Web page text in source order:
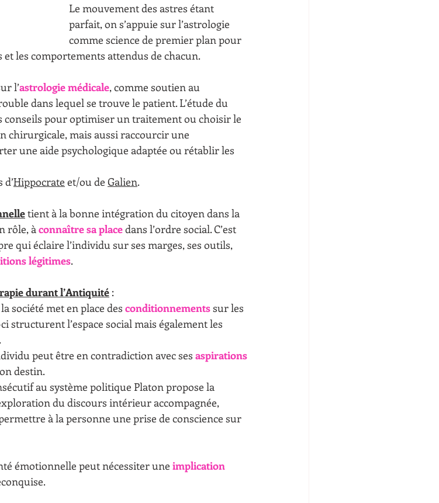
Le mouvement des astres étant
parfait, on s’appuie sur l’astrologie
comme science de premier plan pour
les comportements attendus de chacun.
l’astrologie médicale, comme soutien au
dans lequel se trouve le patient. L’étude du
conseils pour optimiser un traitement ou choisir le
mais aussi raccourcir une
une aide psychologique adaptée ou rétablir les
Hippocrate et/ou de Galien.
tient à la bonne intégration du citoyen dans la
rôle, à connaître sa place dans l’ordre social. C’est
qui éclaire l’individu sur ses marges, ses outils,
légitimes.
durant l’Antiquité :
société met en place des conditionnements sur les
structurent l’espace social mais également les
peut être en contradiction avec ses aspirations
destin.
au système politique Platon propose la
du discours intérieur accompagnée,
à la personne une prise de conscience sur
émotionnelle peut nécessiter une implication